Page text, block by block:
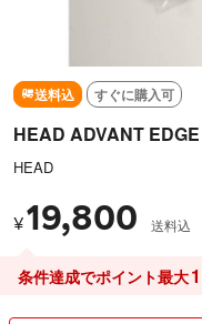
送料込 すぐに購入可
HEAD ADVANT
HEAD
¥19,800 送料込
条件達成でポイント最大